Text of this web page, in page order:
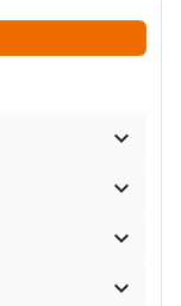



